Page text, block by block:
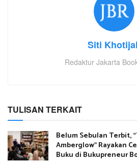
Siti
Redaktur Jakarta
TULISAN TERKAIT
Belum Sebulan Terbit,
Amberglow” Rayakan
Buku di Bukupreneur